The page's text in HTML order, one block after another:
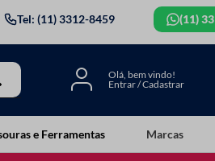
Tel: (11) 3312-8459 (11)
e Ferramentas Marcas